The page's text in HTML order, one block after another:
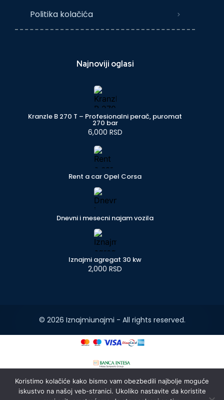
Politika kolačića
Najnoviji oglasi
Kranzle B 270 T – Profesionalni perač, puromat
270 bar
6,000 RSD
Rent a car Opel Corsa
Dnevni i mesecni najam vozila
Iznajmi agregat 30 kw
2,000 RSD
© 2026 Iznajmiunajmi - All rights reserved.
Koristimo kolačiće kako bismo vam obezbedili najbolje moguće
iskustvo na našoj veb-stranici. Ukoliko nastavite da koristite